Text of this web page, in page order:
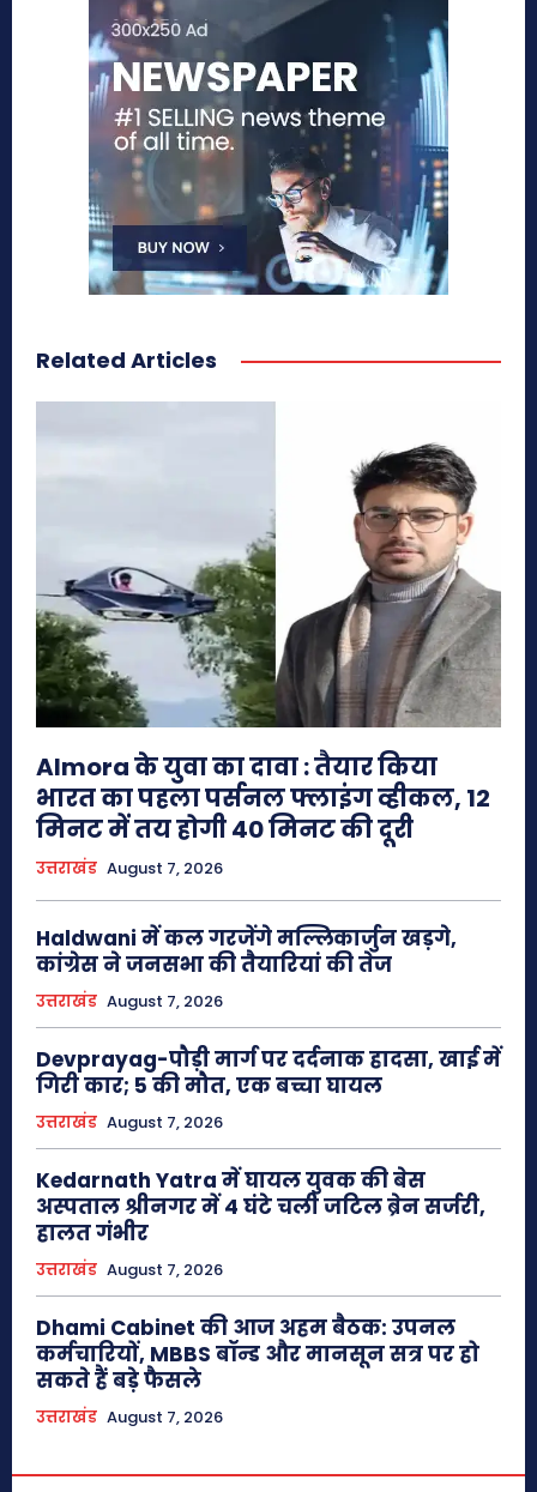
Related Articles
Almora के युवा का दावा : तैयार किया
भारत का पहला पर्सनल फ्लाइंग व्हीकल, 12
मिनट में तय होगी 40 मिनट की दूरी
उत्तराखंड August 7, 2026
Haldwani में कल गरजेंगे मल्लिकार्जुन खड़गे,
कांग्रेस ने जनसभा की तैयारियां की तेज
उत्तराखंड August 7, 2026
Devprayag-पौड़ी मार्ग पर दर्दनाक हादसा, खाई में
गिरी कार; 5 की मौत, एक बच्चा घायल
उत्तराखंड August 7, 2026
Kedarnath Yatra में घायल युवक की बेस
अस्पताल श्रीनगर में 4 घंटे चली जटिल ब्रेन सर्जरी,
हालत गंभीर
उत्तराखंड August 7, 2026
Dhami Cabinet की आज अहम बैठक: उपनल
कर्मचारियों, MBBS बॉन्ड और मानसून सत्र पर हो
सकते हैं बड़े फैसले
उत्तराखंड August 7, 2026